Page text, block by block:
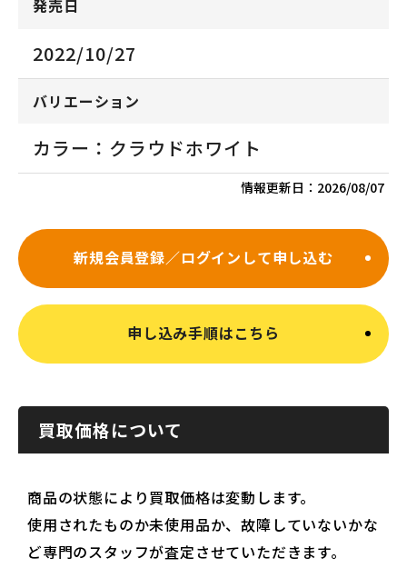
発売日
2022/10/27
バリエーション
カラー：クラウドホワイト
情報更新日： 2026/08/07
新規会員登録／ログインして申し込む
申し込み手順はこちら
買取価格について
商品の状態により買取価格は変動します。
使用されたものか未使用品か、故障していないかな
ど専門のスタッフが査定させていただきます。